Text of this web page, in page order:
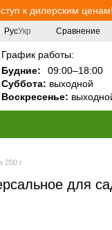
к дилерским ценам!
РусУкр Сравнение
График работы:
Будние:
09:00–18:00
Суббота: выходной
Воскресенье:
200 г
для